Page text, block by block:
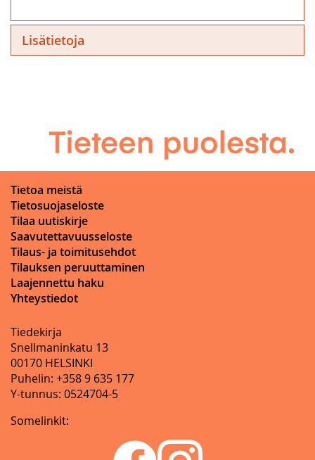
Lisätietoja
Tietoa meistä
Tietosuojaseloste
Tilaa uutiskirje
Saavutettavuusseloste
Tilaus- ja toimitusehdot
Tilauksen peruuttaminen
Laajennettu haku
Yhteystiedot
Tiedekirja
Snellmaninkatu 13
00170 HELSINKI
Puhelin: +358 9 635 177
Y-tunnus: 0524704-5
Somelinkit: